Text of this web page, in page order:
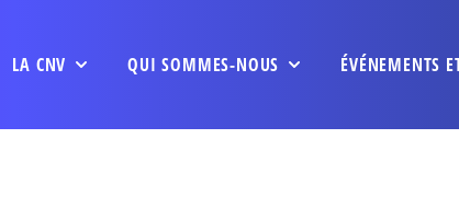
LA CNV QUI SOMMES-NOUS ÉVÉNEMENTS